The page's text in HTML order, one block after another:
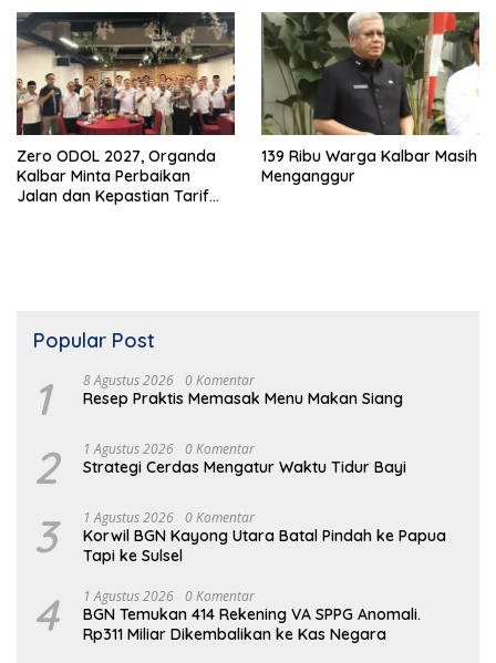
Zero ODOL 2027, Organda
Kalbar Minta Perbaikan
Jalan dan Kepastian Tarif
139 Ribu Warga Kalbar Masih
Menganggur
Popular Post
1 8 Agustus 2026 0 Komentar
Resep Praktis Memasak Menu Makan Siang
2 1 Agustus 2026 0 Komentar
Strategi Cerdas Mengatur Waktu Tidur Bayi
3 1 Agustus 2026 0 Komentar
Korwil BGN Kayong Utara Batal Pindah ke Papua
Tapi ke Sulsel
4 1 Agustus 2026 0 Komentar
BGN Temukan 414 Rekening VA SPPG Anomali.
Rp311 Miliar Dikembalikan ke Kas Negara